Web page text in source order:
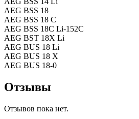
AEG BSS 18
AEG BSS 18 C
AEG BSS 18C Li-152C
AEG BST 18X Li
AEG BUS 18 Li
AEG BUS 18 X
AEG BUS 18-0
Отзывы
Отзывов пока нет.